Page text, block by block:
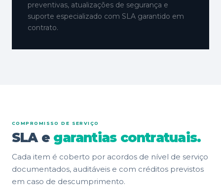
preventivas, atualizações de segurança e
suporte especializado com SLA garantido em
contrato.
COMPROMISSO DE SERVIÇO
SLA e garantias contratuais.
Cada item é coberto por acordos de nível de serviço
documentados, auditáveis e com créditos previstos
em caso de descumprimento.